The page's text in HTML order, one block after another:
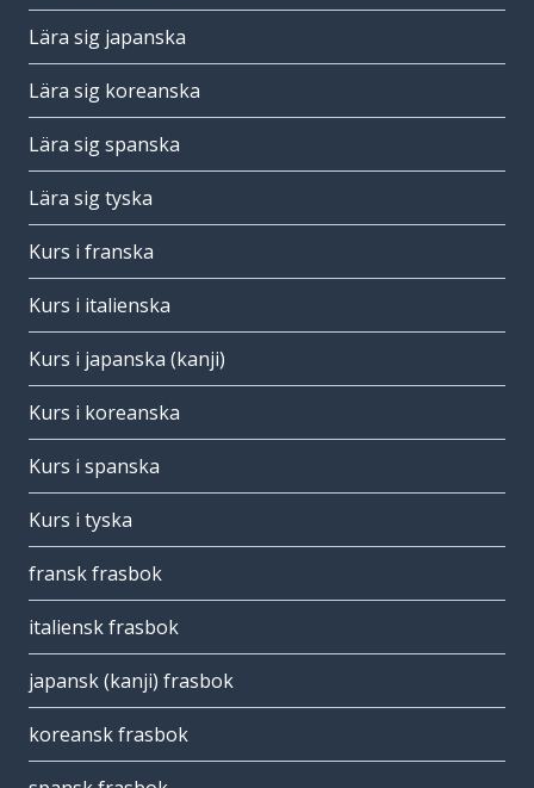
Lära sig japanska
Lära sig koreanska
Lära sig spanska
Lära sig tyska
Kurs i franska
Kurs i italienska
Kurs i japanska (kanji)
Kurs i koreanska
Kurs i spanska
Kurs i tyska
fransk frasbok
italiensk frasbok
japansk (kanji) frasbok
koreansk frasbok